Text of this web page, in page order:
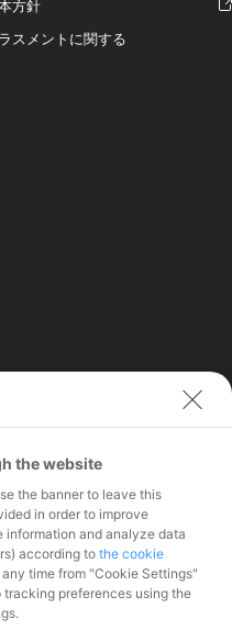
方針
スメントに関する
the website
the banner to leave this
in order to improve
and analyze data
according to the cookie
time from "Cookie Settings"
preferences using the